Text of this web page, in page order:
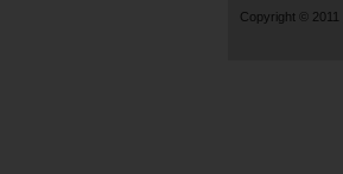
Copyright © 2011